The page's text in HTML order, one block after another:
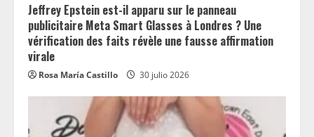
Jeffrey Epstein est-il apparu sur le panneau
publicitaire Meta Smart Glasses à Londres ? Une
vérification des faits révèle une fausse affirmation
virale
Rosa María Castillo 30 julio 2026